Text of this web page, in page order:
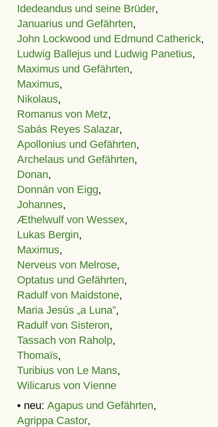
Idedeandus und seine Brüder,
Januarius und Gefährten,
John Lockwood und Edmund Catherick,
Ludwig Ballejus und Ludwig Panetius,
Maximus und Gefährten,
Maximus,
Nikolaus,
Romanus von Metz,
Sabás Reyes Salazar,
Apollonius und Gefährten,
Archelaus und Gefährten,
Donan,
Donnán von Eigg,
Johannes,
Æthelwulf von Wessex,
Lukas Bergin,
Maximus,
Nerveus von Melrose,
Optatus und Gefährten,
Radulf von Maidstone,
Maria Jesús „a Luna”,
Radulf von Sisteron,
Tassach von Raholp,
Thomaïs,
Turibius von Le Mans,
Wilicarus von Vienne
• neu: Agapus und Gefährten,
Agrippa Castor,